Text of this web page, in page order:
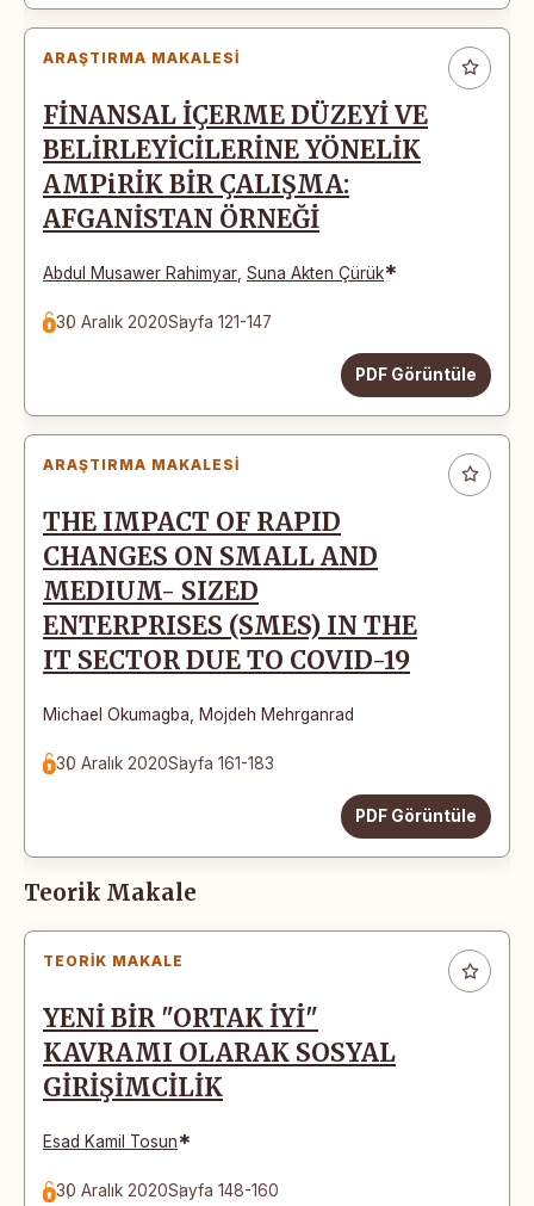
ARAŞTIRMA MAKALESI
FİNANSAL İÇERME DÜZEYİ VE
BELİRLEYİCİLERİNE YÖNELİK
AMPiRİK BİR ÇALIŞMA:
AFGANİSTAN ÖRNEĞİ
Abdul Musawer Rahimyar Suna Akten Çürük*
30 Aralık 2020Sayfa 121-147
PDF Görüntüle
ARAŞTIRMA MAKALESI
THE IMPACT OF RAPID
CHANGES ON SMALL AND
MEDIUM- SIZED
ENTERPRISES (SMES) IN THE
IT SECTOR DUE TO COVID-19
Michael Okumagba Mojdeh Mehrganrad
30 Aralık 2020Sayfa 161-183
PDF Görüntüle
Teorik Makale
TEORIK MAKALE
YENİ BİR "ORTAK İYİ"
KAVRAMI OLARAK SOSYAL
GİRİŞİMCİLİK
Esad Kamil Tosun*
30 Aralık 2020Sayfa 148-160